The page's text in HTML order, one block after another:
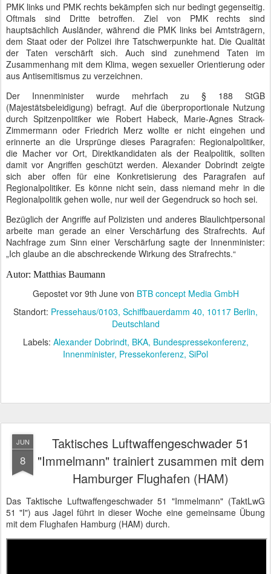
PMK links und PMK rechts bekämpfen sich nur bedingt gegenseitig.
Oftmals sind Dritte betroffen. Ziel von PMK rechts sind
hauptsächlich Ausländer, während die PMK links bei Amtsträgern,
dem Staat oder der Polizei ihre Tatschwerpunkte hat. Die Qualität
der Taten verschärft sich. Auch sind zunehmend Taten im
Zusammenhang mit dem Klima, wegen sexueller Orientierung oder
aus Antisemitismus zu verzeichnen.
Der Innenminister wurde mehrfach zu § 188 StGB
(Majestätsbeleidigung) befragt. Auf die überproportionale Nutzung
durch Spitzenpolitiker wie Robert Habeck, Marie-Agnes Strack-
Zimmermann oder Friedrich Merz wollte er nicht eingehen und
erinnerte an die Ursprünge dieses Paragrafen: Regionalpolitiker,
die Macher vor Ort, Direktkandidaten als der Realpolitik, sollten
damit vor Angriffen geschützt werden. Alexander Dobrindt zeigte
sich aber offen für eine Konkretisierung des Paragrafen auf
Regionalpolitiker. Es könne nicht sein, dass niemand mehr in die
Regionalpolitik gehen wolle, nur weil der Gegendruck so hoch sei.
Bezüglich der Angriffe auf Polizisten und anderes Blaulichtpersonal
arbeite man gerade an einer Verschärfung des Strafrechts. Auf
Nachfrage zum Sinn einer Verschärfung sagte der Innenminister:
„Ich glaube an die abschreckende Wirkung des Strafrechts.“
Autor: Matthias Baumann
Gepostet vor 9th Junevon BTB concept Media GmbH
Standort: Pressehaus/0103, Schiffbauerdamm 40, 10117 Berlin,
Deutschland
Labels: Alexander Dobrindt BKA Bundespressekonferenz
Innenminister Pressekonferenz SiPol
JUN
8
Taktisches Luftwaffengeschwader 51
"Immelmann" trainiert zusammen mit dem
Hamburger Flughafen (HAM)
Das Taktische Luftwaffengeschwader 51 "Immelmann" (TaktLwG
51 "I") aus Jagel führt in dieser Woche eine gemeinsame Übung
mit dem Flughafen Hamburg (HAM) durch.